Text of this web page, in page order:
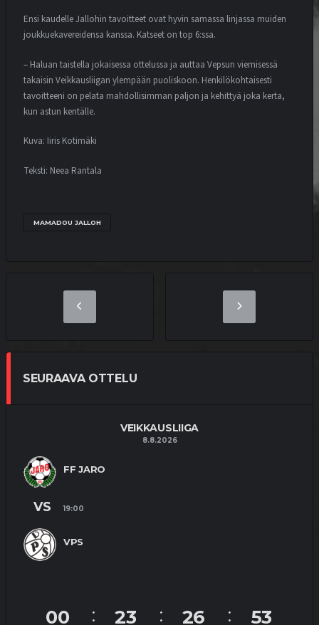
Ensi kaudelle Jallohin tavoitteet ovat hyvin samassa linjassa muiden
joukkuekavereidensa kanssa. Katseet on top 6:ssa.
– Haluan taistella jokaisessa ottelussa ja auttaa Vepsun viemisessä
takaisin Veikkausliigan ylempään puoliskoon. Henkilökohtaisesti
tavoitteeni on pelata mahdollisimman paljon ja kehittyä joka kerta,
kun astun kentälle.
Kuva: Iiris Kotimäki
Teksti: Neea Rantala
MAMADOU JALLOH
SEURAAVA OTTELU
VEIKKAUSLIIGA
8.8.2026
FF JARO
VPS
VS 19:00
00 23 26 52